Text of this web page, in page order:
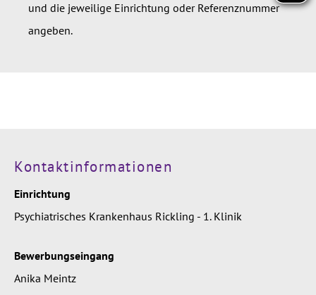
und die jeweilige Einrichtung oder Referenznummer
angeben.
Kontaktinformationen
Einrichtung
Psychiatrisches Krankenhaus Rickling - 1. Klinik
Bewerbungseingang
Anika Meintz